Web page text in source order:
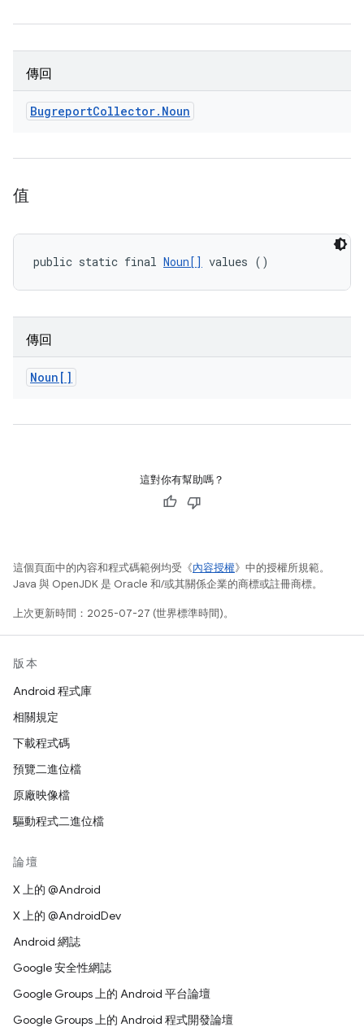
傳回
BugreportCollector. Noun
值
public static final Noun[] values ()
傳回
Noun[]
這對你有幫助嗎？
這個頁面中的內容和程式碼範例均受《內容授權》中的授權所規範。
Java 與 OpenJDK 是 Oracle 和/或其關係企業的商標或註冊商標。
上次更新時間：2025-07-27 (世界標準時間)。
版本
Android 程式庫
相關規定
下載程式碼
預覽二進位檔
原廠映像檔
驅動程式二進位檔
論壇
X 上的 @Android
X 上的 @AndroidDev
Android 網誌
Google 安全性網誌
Google Groups 上的 Android 平台論壇
Google Groups 上的 Android 程式開發論壇